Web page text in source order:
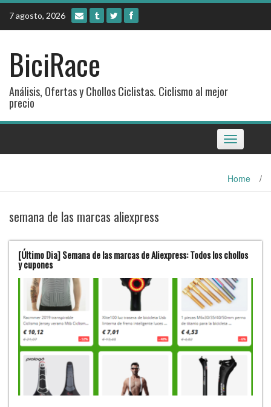
Skip
content
7 agosto, 2026
BiciRace
Análisis, Ofertas y Chollos Ciclistas. Ciclismo al mejor
precio
Toggle
navigation
Home /
semana de las marcas aliexpress
[Último Dia] Semana de las marcas de Aliexpress: Todos los chollos
y cupones